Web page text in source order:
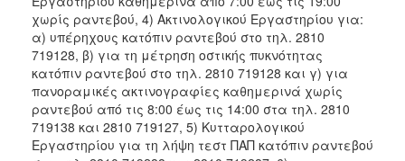
χωρίς ραντεβού, 4) Ακτινολογικού Εργαστηρίου για:
α) υπέρηχους κατόπιν ραντεβού στο τηλ. 2810
719128, β) για τη μέτρηση οστικής πυκνότητας
κατόπιν ραντεβού στο τηλ. 2810 719128 και γ) για
πανοραμικές ακτινογραφίες καθημερινά χωρίς
ραντεβού από τις 8:00 έως τις 14:00 στα τηλ. 2810
719138 και 2810 719127, 5) Κυτταρολογικού
Εργαστηρίου για τη λήψη τεστ ΠΑΠ κατόπιν ραντεβού